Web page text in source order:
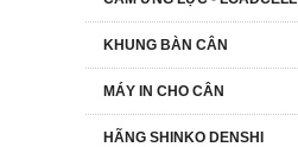
KHUNG BÀN CÂN
MÁY IN CHO CÂN
HÃNG SHINKO DENSHI